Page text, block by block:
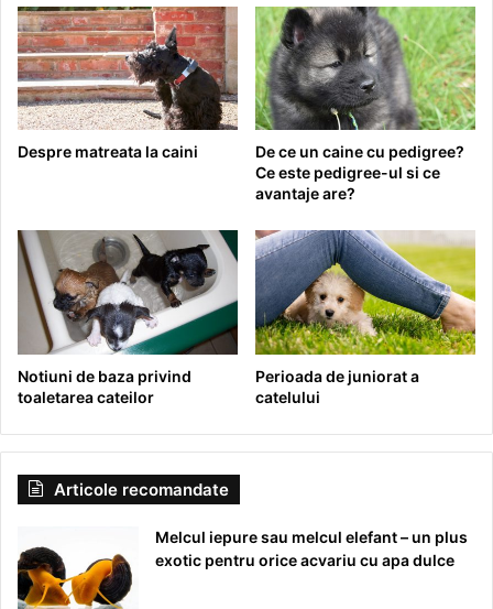
Despre matreata la caini
De ce un caine cu pedigree?
Ce este pedigree-ul si ce
avantaje are?
Notiuni de baza privind
toaletarea cateilor
Perioada de juniorat a
catelului
Articole recomandate
Melcul iepure sau melcul elefant – un plus
exotic pentru orice acvariu cu apa dulce